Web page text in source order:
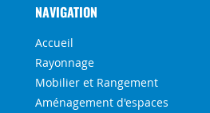
NAVIGATION
Accueil
Rayonnage
Mobilier et Rangement
Aménagement d'espaces